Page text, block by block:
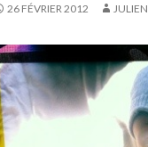
26 FÉVRIER 2012 JULIEN